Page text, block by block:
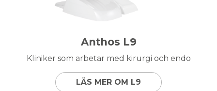
Anthos L9
Kliniker som arbetar med kirurgi och endo
LÄS MER OM L9